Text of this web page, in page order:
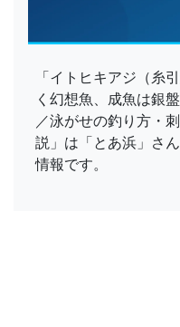
「イトヒキアジ（糸
く幻想魚、成魚は銀
／泳がせの釣り方・
説」は「とあ浜」さ
情報です。